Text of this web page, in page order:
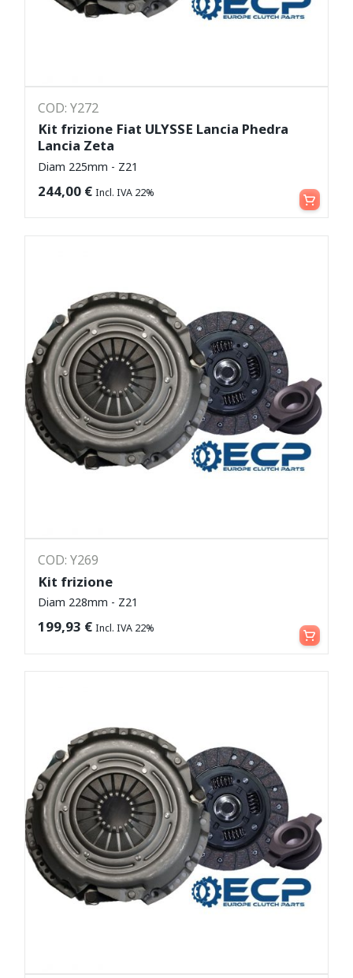
COD: Y272
Kit frizione Fiat ULYSSE Lancia Phedra
Lancia Zeta
Diam 225mm - Z21
244,00 € Incl. IVA 22% Aggiungi al carrello
COD: Y269
Kit frizione
Diam 228mm - Z21
199,93 € Incl. IVA 22% Leggi tutto